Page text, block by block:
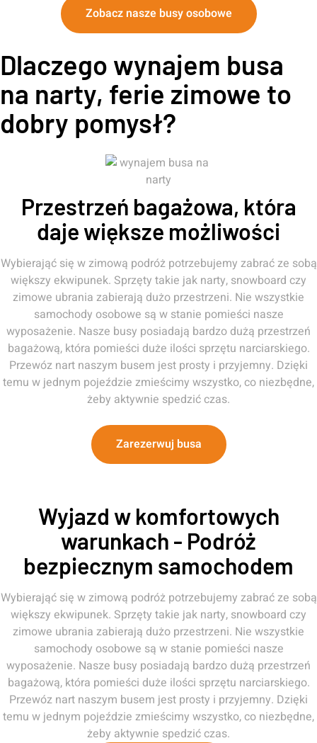
Zobacz nasze busy osobowe
Dlaczego wynajem busa
na narty, ferie zimowe to
dobry pomysł?
Przestrzeń bagażowa, która
daje większe możliwości
Wybierająć się w zimową podróż potrzebujemy zabrać ze sobą
większy ekwipunek. Sprzęty takie jak narty, snowboard czy
zimowe ubrania zabierają dużo przestrzeni. Nie wszystkie
samochody osobowe są w stanie pomieści nasze
wyposażenie. Nasze busy posiadają bardzo dużą przestrzeń
bagażową, która pomieści duże ilości sprzętu narciarskiego.
Przewóz nart naszym busem jest prosty i przyjemny. Dzięki
temu w jednym pojeździe zmieścimy wszystko, co niezbędne,
żeby aktywnie spedzić czas.
Zarezerwuj busa
Wyjazd w komfortowych
warunkach - Podróż
bezpiecznym samochodem
Wybierająć się w zimową podróż potrzebujemy zabrać ze sobą
większy ekwipunek. Sprzęty takie jak narty, snowboard czy
zimowe ubrania zabierają dużo przestrzeni. Nie wszystkie
samochody osobowe są w stanie pomieści nasze
wyposażenie. Nasze busy posiadają bardzo dużą przestrzeń
bagażową, która pomieści duże ilości sprzętu narciarskiego.
Przewóz nart naszym busem jest prosty i przyjemny. Dzięki
temu w jednym pojeździe zmieścimy wszystko, co niezbędne,
żeby aktywnie spedzić czas.